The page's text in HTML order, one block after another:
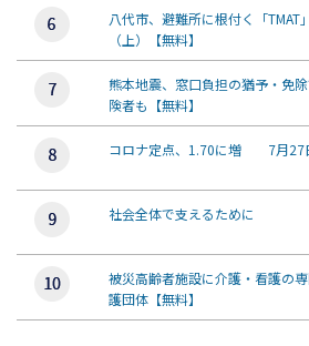
八代市、避難所に根付く「
（上）【無料】
熊本地震、窓口負担の猶予・
険者も【無料】
コロナ定点、1.70に増 7月27
社会全体で支えるために
被災高齢者施設に介護・看護
護団体【無料】